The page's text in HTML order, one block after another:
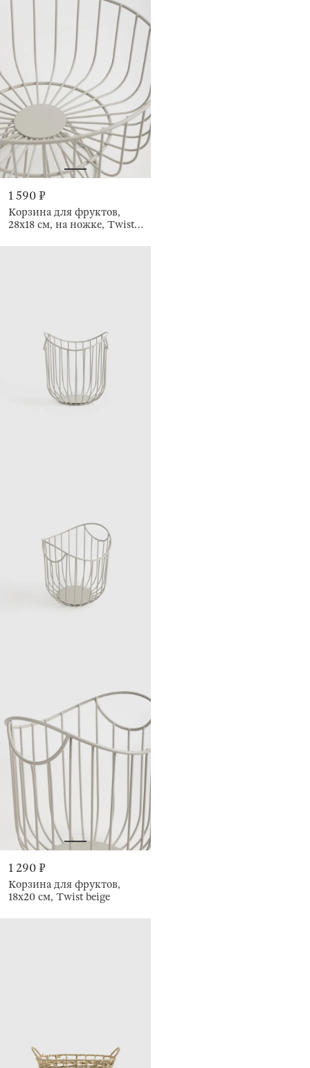
1 590 ₽
Корзина для фруктов,
28х18 см, на ножке, Twist
1 290 ₽
Корзина для фруктов,
18х20 см, Twist beige